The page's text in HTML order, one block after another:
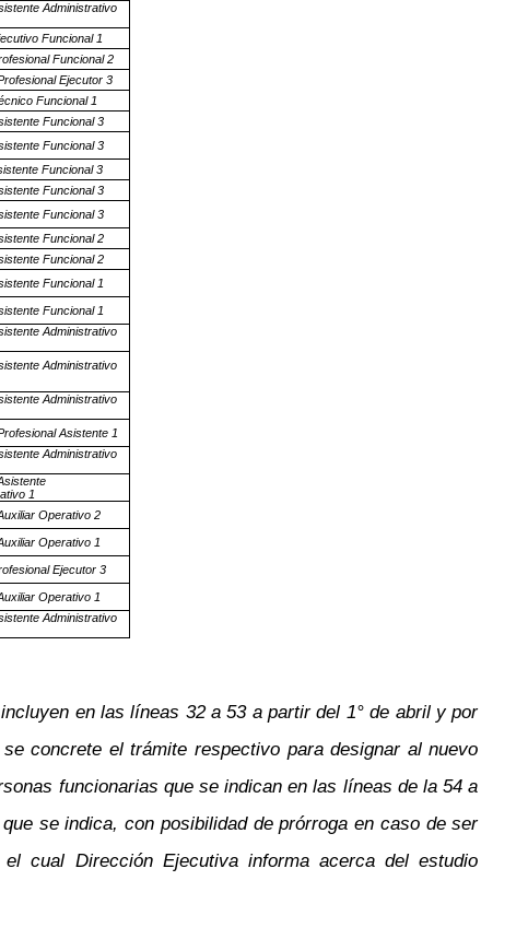
Administrativo
Funcional 1
Funcional 2
Ejecutor 3
Funcional 1
Funcional 3
Funcional 3
Funcional 3
Funcional 3
Funcional 3
Funcional 2
Funcional 2
Funcional 1
Funcional 1
Administrativo
Administrativo
Administrativo
Asistente 1
Administrativo
1
Operativo 2
Operativo 1
Ejecutor 3
Operativo 1
Administrativo
en las líneas 32 a 53 a partir del 1° de abril y por
concrete el trámite respectivo para designar al nuevo
funcionarias que se indican en las líneas de la 54 a
se indica, con posibilidad de prórroga en caso de ser
cual Dirección Ejecutiva informa acerca del estudio